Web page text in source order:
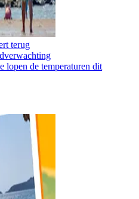
terug
lopen de temperaturen dit